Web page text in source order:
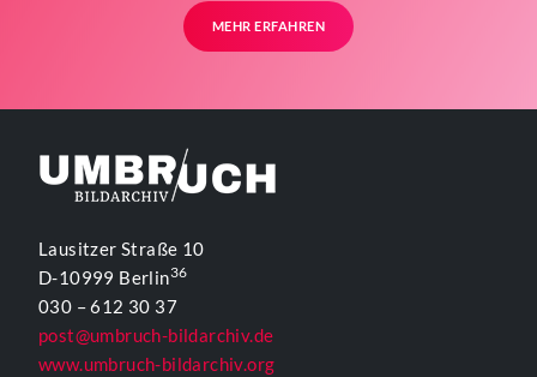
MEHR ERFAHREN
Lausitzer Straße 10
D-10999 Berlin36
030 – 612 30 37
post@umbruch-bildarchiv.de
www.umbruch-bildarchiv.org